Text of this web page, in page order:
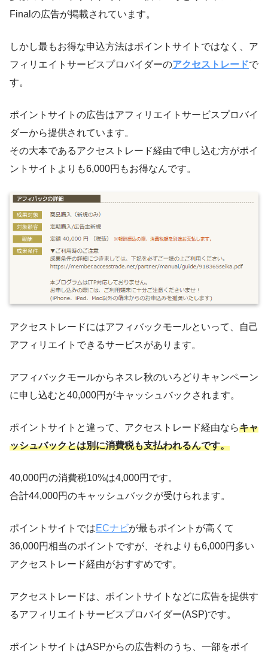
Finalの広告が掲載されています。
しかし最もお得な申込方法はポイントサイトではなく、ア
フィリエイトサービスプロバイダーのアクセストレードで
す。
ポイントサイトの広告はアフィリエイトサービスプロバイ
ダーから提供されています。
その大本であるアクセストレード経由で申し込む方がポイ
ントサイトよりも6,000円もお得なんです。
アクセストレードにはアフィバックモールといって、自己
アフィリエイトできるサービスがあります。
アフィバックモールからネスレ秋のいろどりキャンペーン
に申し込むと40,000円がキャッシュバックされます。
ポイントサイトと違って、アクセストレード経由ならキャ
ッシュバックとは別に消費税も支払われるんです。
40,000円の消費税10%は4,000円です。
合計44,000円のキャッシュバックが受けられます。
ポイントサイトではECナビが最もポイントが高くて
36,000円相当のポイントですが、それよりも6,000円多い
アクセストレード経由がおすすめです。
アクセストレードは、ポイントサイトなどに広告を提供す
るアフィリエイトサービスプロバイダー(ASP)です。
ポイントサイトはASPからの広告料のうち、一部をポイ